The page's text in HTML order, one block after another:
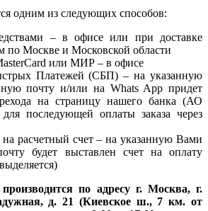
одним из следующих способов:
– в офисе или при доставке
по Москве и Московской области
или МИР – в офисе
Платежей (СБП) – на указанную
почту и/или на Whats App придет
на страницу нашего банка (АО
последующей оплаты заказа через
расчетный счет – на указанную Вами
будет выставлен счет на оплату
по адресу г. Москва, г.
д. 21 (Киевское ш., 7 км. от